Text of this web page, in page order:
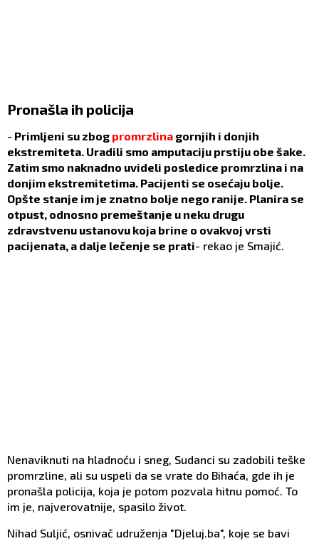
Pronašla ih policija
- Primljeni su zbog promrzlina gornjih i donjih
ekstremiteta. Uradili smo amputaciju prstiju obe šake.
Zatim smo naknadno uvideli posledice promrzlina i na
donjim ekstremitetima. Pacijenti se osećaju bolje.
Opšte stanje im je znatno bolje nego ranije. Planira se
otpust, odnosno premeštanje u neku drugu
zdravstvenu ustanovu koja brine o ovakvoj vrsti
pacijenata, a dalje lečenje se prati- rekao je Smajić.
Nenaviknuti na hladnoću i sneg, Sudanci su zadobili teške
promrzline, ali su uspeli da se vrate do Bihaća, gde ih je
pronašla policija, koja je potom pozvala hitnu pomoć. To
im je, najverovatnije, spasilo život.
Nihad Suljić, osnivač udruženja "Djeluj.ba", koje se bavi